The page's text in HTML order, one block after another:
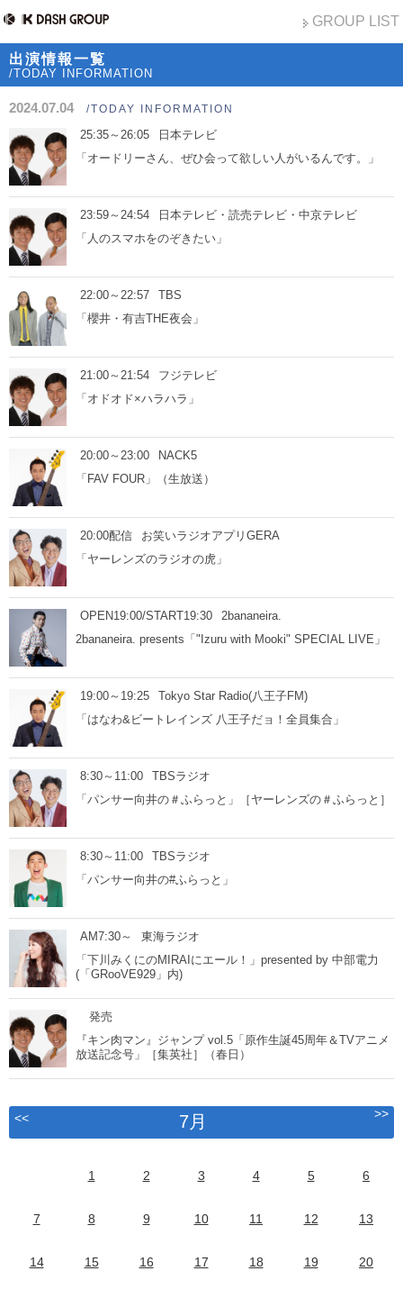
GROUP LIST
出演情報一覧
/TODAY INFORMATION
2024.07.04 /TODAY INFORMATION
25:35～26:05
日本テレビ
「オードリーさん、ぜひ会って欲しい人がいるんです。」
23:59～24:54
日本テレビ・読売テレビ・中京テレビ
「人のスマホをのぞきたい」
22:00～22:57
TBS
「櫻井・有吉THE夜会」
21:00～21:54
フジテレビ
「オドオド×ハラハラ」
20:00～23:00
NACK5
「FAV FOUR」（生放送）
20:00配信
お笑いラジオアプリGERA
「ヤーレンズのラジオの虎」
OPEN19:00/START19:30
2bananeira.
2bananeira. presents「"Izuru with Mooki" SPECIAL LIVE」
19:00～19:25
Tokyo Star Radio(八王子FM)
「はなわ&ビートレインズ 八王子だョ！全員集合」
8:30～11:00
TBSラジオ
「パンサー向井の＃ふらっと」［ヤーレンズの＃ふらっと］
8:30～11:00
TBSラジオ
「パンサー向井の#ふらっと」
AM7:30～
東海ラジオ
「下川みくにのMIRAIにエール！」presented by 中部電力
(「GRooVE929」内)
発売
『キン肉マン』ジャンプ vol.5「原作生誕45周年＆TVアニメ
放送記念号」［集英社］（春日）
<< 7月 >>
1 2 3 4 5 6
7 8 9 10 11 12 13
14 15 16 17 18 19 20